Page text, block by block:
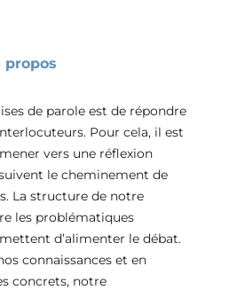
propos
de parole est de répondre
Pour cela, il est
vers une réflexion
le cheminement de
La structure de notre
les problématiques
d’alimenter le débat.
connaissances et en
concrets, notre